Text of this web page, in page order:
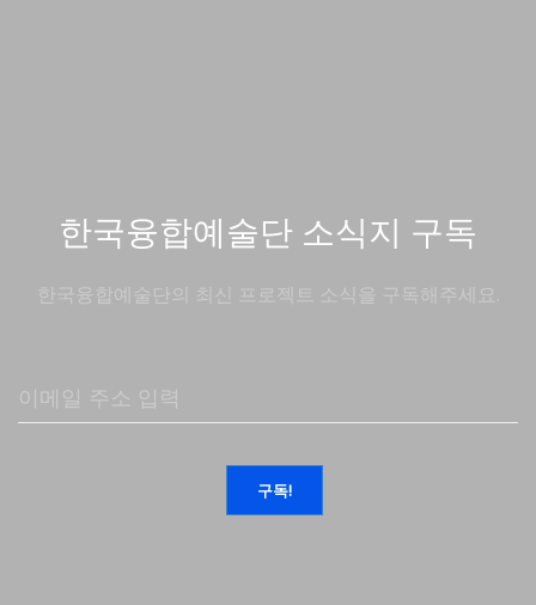
한국융합예술단 소식지 구독
한국융합예술단의 최신 프로젝트 소식을 구독해주세요.